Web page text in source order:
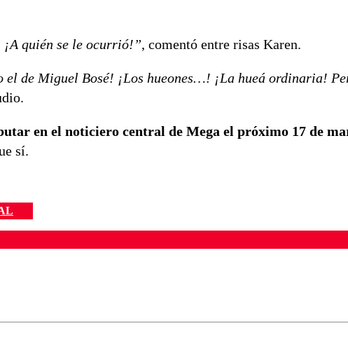
¡A quién se le ocurrió!”, comentó entre risas Karen.
el de Miguel Bosé! ¡Los hueones…! ¡La hueá ordinaria!
en el noticiero central de Mega el próximo 17 de
sí.